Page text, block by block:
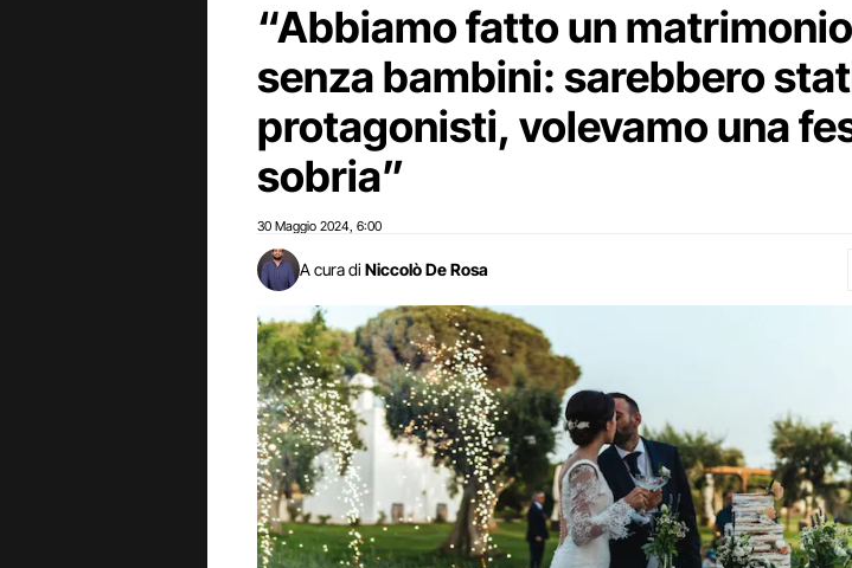
“Abbiamo fatto un matrimonio
senza bambini: sarebbero
protagonisti, volevamo una
sobria”
30 Maggio 2024 6:00
A cura di Niccolò De Rosa